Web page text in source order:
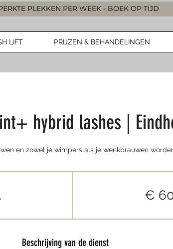
PLEKKEN PER WEEK - BOEK OP TIJD
LIFT PRIJZEN & BEHANDELINGEN
hybrid lashes |
en zowel je wimpers als je wenkbrauwen
0
€
Beschrijving van de dienst